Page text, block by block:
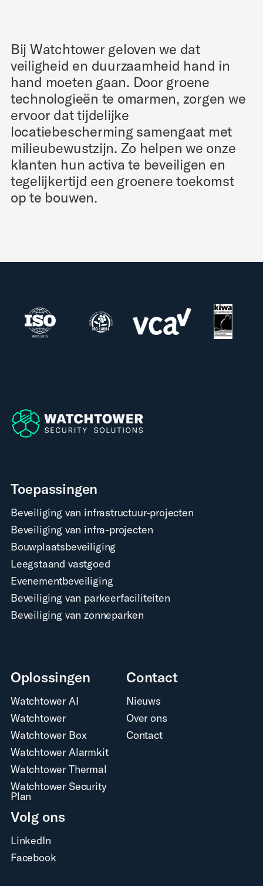
Bij Watchtower geloven we dat
veiligheid en duurzaamheid hand in
hand moeten gaan. Door groene
technologieën te omarmen, zorgen we
ervoor dat tijdelijke
locatiebescherming samengaat met
milieubewustzijn. Zo helpen we onze
klanten hun activa te beveiligen en
tegelijkertijd een groenere toekomst
op te bouwen.
Toepassingen
Beveiliging van infrastructuur-projecten
Beveiliging van infra-projecten
Bouwplaatsbeveiliging
Leegstaand vastgoed
Evenementbeveiliging
Beveiliging van parkeerfaciliteiten
Beveiliging van zonneparken
Oplossingen
Watchtower AI
Watchtower
Watchtower Box
Watchtower Alarmkit
Watchtower Thermal
Watchtower Security
Plan
Contact
Nieuws
Over ons
Contact
Volg ons
LinkedIn
Facebook